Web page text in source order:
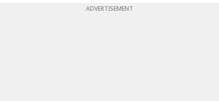
ADVERTISEMENT